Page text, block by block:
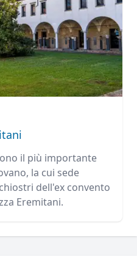
il più importante
la cui sede
dell'ex convento
Eremitani.